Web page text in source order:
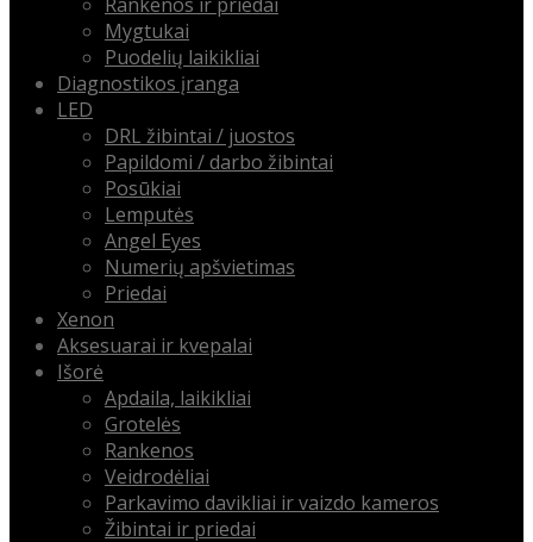
Mygtukai
Puodelių laikikliai
Diagnostikos įranga
LED
DRL žibintai / juostos
Papildomi / darbo žibintai
Posūkiai
Lemputės
Angel Eyes
Numerių apšvietimas
Priedai
Xenon
Aksesuarai ir kvepalai
Išorė
Apdaila, laikikliai
Grotelės
Rankenos
Veidrodėliai
Parkavimo davikliai ir vaizdo kameros
Žibintai ir priedai